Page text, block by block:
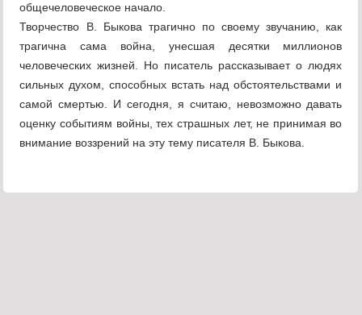
общечеловеческое начало.
Творчество В. Быкова трагично по своему звучанию, как
трагична сама война, унесшая десятки миллионов
человеческих жизней. Но писатель рассказывает о людях
сильных духом, способных встать над обстоятельствами и
самой смертью. И сегодня, я считаю, невозможно давать
оценку событиям войны, тех страшных лет, не принимая во
внимание воззрений на эту тему писателя В. Быкова.